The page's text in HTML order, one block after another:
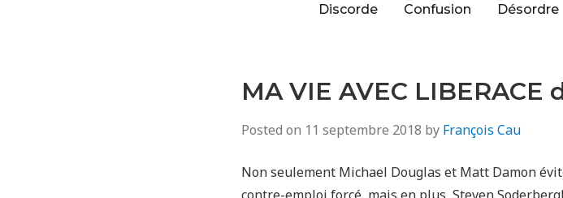
Discorde Confusion Désordre
MA VIE AVEC
Posted on 11 septembre 2018 by François Cau
Non seulement Michael Douglas et Matt Damon